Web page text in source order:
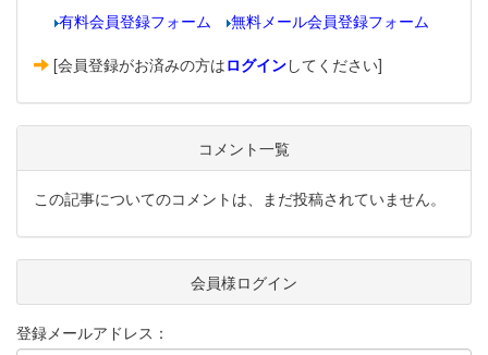
有料会員登録フォーム
無料メール会員登録フォーム
[会員登録がお済みの方はログインしてください]
コメント一覧
この記事についてのコメントは、まだ投稿されていません。
会員様ログイン
登録メールアドレス：